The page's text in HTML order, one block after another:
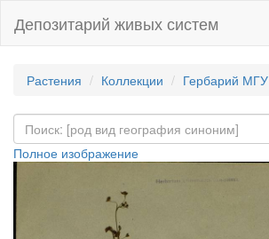
Депозитарий живых систем
Растения Коллекции Гербарий МГУ
Полное изображение